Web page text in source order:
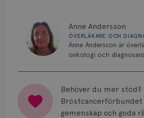
Anne Andersson
ÖVERLÄKARE OCH
Anne Andersson är
onkologi och
Universitetssjukhus i
Behöver du mer stöd?
Bröstcancerförbundet
gemenskap och goda